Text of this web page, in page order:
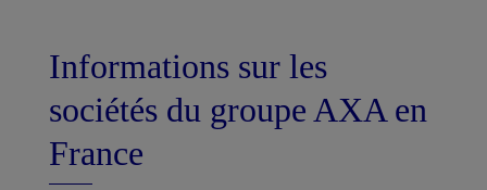
Informations sur les
sociétés du groupe AXA en
France